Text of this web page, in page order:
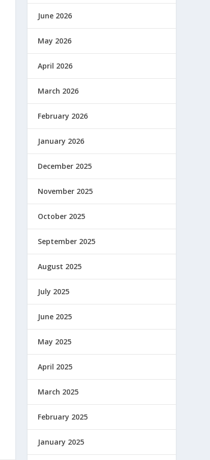
June 2026
May 2026
April 2026
March 2026
February 2026
January 2026
December 2025
November 2025
October 2025
September 2025
August 2025
July 2025
June 2025
May 2025
April 2025
March 2025
February 2025
January 2025